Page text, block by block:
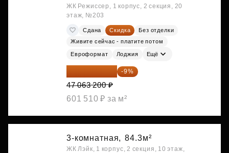
ЖК Режиссер, 1 корпус, 2 секция, 20
этаж, №203
Сдана Скидка
Без отделки
Живите сейчас - платите потом
Евроформат Лоджия Ещё
42 827 512 ₽ -9%
47 063 200 ₽
601 510 ₽ за м²
3-комнатная, 84.3м²
ЖК Лэйк, 1 корпус, 2 секция, 10 этаж,